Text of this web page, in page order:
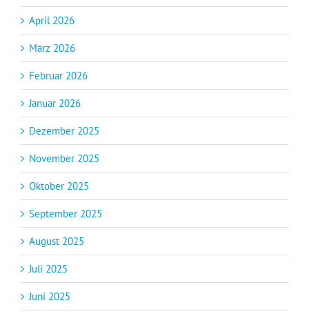
April 2026
März 2026
Februar 2026
Januar 2026
Dezember 2025
November 2025
Oktober 2025
September 2025
August 2025
Juli 2025
Juni 2025